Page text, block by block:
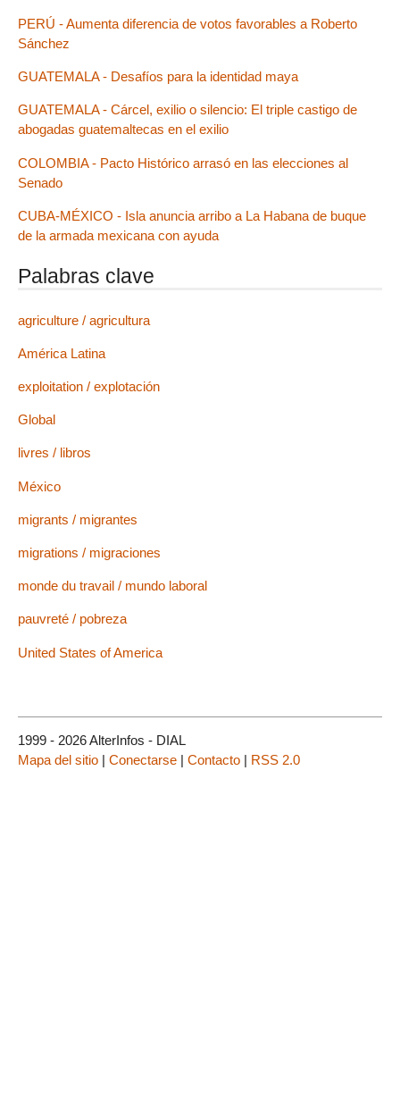
PERÚ - Aumenta diferencia de votos favorables a Roberto
Sánchez
GUATEMALA - Desafíos para la identidad maya
GUATEMALA - Cárcel, exilio o silencio: El triple castigo de
abogadas guatemaltecas en el exilio
COLOMBIA - Pacto Histórico arrasó en las elecciones al
Senado
CUBA-MÉXICO - Isla anuncia arribo a La Habana de buque
de la armada mexicana con ayuda
Palabras clave
agriculture / agricultura
América Latina
exploitation / explotación
Global
livres / libros
México
migrants / migrantes
migrations / migraciones
monde du travail / mundo laboral
pauvreté / pobreza
United States of America
1999 - 2026 AlterInfos - DIAL
Mapa del sitio
Conectarse Contacto RSS 2.0